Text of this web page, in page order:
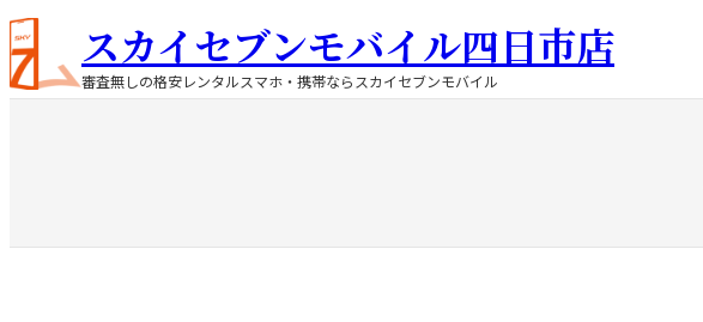
内
容
を
スカイセブンモバイル四日市店
審査無しの格安レンタルスマホ・携帯ならスカイセブンモバイル